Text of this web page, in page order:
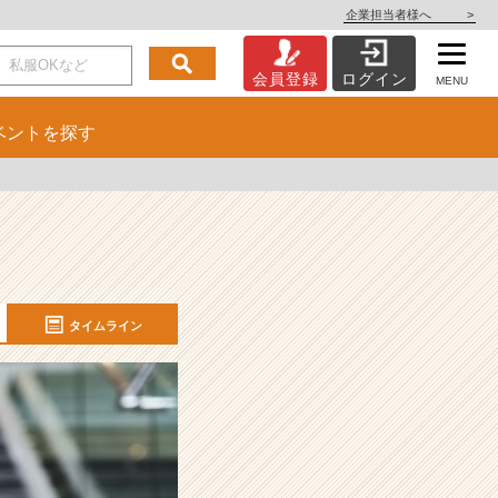
企業担当者様へ >
会員登録 ログイン MENU
ント を探す
タイムライン